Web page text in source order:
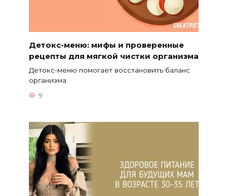
Детокс-меню: мифы и проверенные
рецепты для мягкой чистки организма
Детокс-меню помогает восстановить баланс
организма
9